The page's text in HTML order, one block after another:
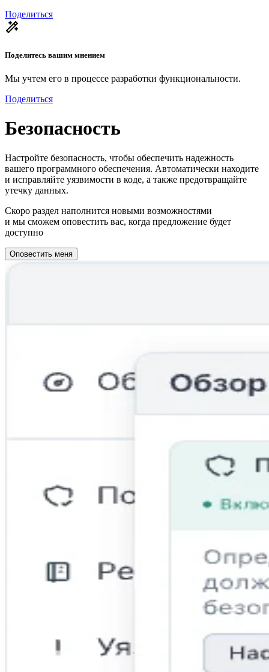
Поделиться
Поделитесь вашим мнением
Мы учтем его в процессе разработки функциональности.
Поделиться
Безопасность
Настройте безопасность, чтобы обеспечить надежность
вашего программного обеспечения. Автоматически находите
и исправляйте уязвимости в коде, а также предотвращайте
утечку данных.
Скоро раздел наполнится новыми возможностями
и мы сможем оповестить вас, когда предложение будет
доступно
Оповестить меня